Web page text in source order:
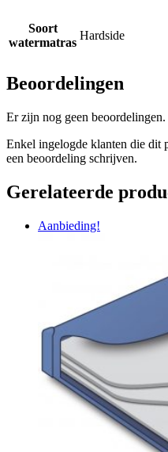
Soort
watermatras
Hardside
Beoordelingen
Er zijn nog geen beoordelingen.
Enkel ingelogde klanten die dit
een beoordeling schrijven.
Gerelateerde
Aanbieding!